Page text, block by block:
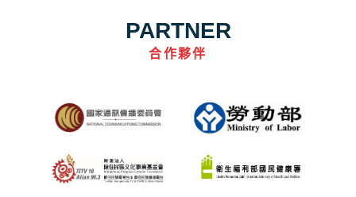
PARTNER
合作夥伴